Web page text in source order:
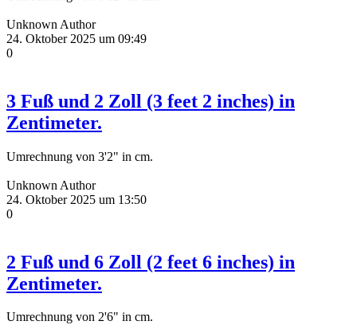
Unknown Author
24. Oktober 2025 um 09:49
0
3 Fuß und 2 Zoll (3 feet 2 inches) in
Zentimeter.
Umrechnung von 3'2" in cm.
Unknown Author
24. Oktober 2025 um 13:50
0
2 Fuß und 6 Zoll (2 feet 6 inches) in
Zentimeter.
Umrechnung von 2'6" in cm.